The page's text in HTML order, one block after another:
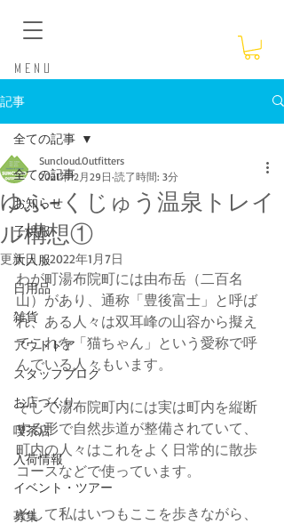
​Menu
記事
全ての記事
お知らせ
子供服
大人服
日用品
雑貨
アウトドア
スタッフブログ
お店づくり
喫茶店
入荷情報
イベント・ツアー
募集
全ての記事
ゆふ−くじゅう温泉トレイ
ル構想①
Suncloud.Outfitters
2021年12月29日 読了時間: 3分
更新日：2022年1月7日
わが町湯布院町には由布岳（二百名
山）があり、通称「豊後富士」と呼ば
れ、ある人々は双耳峰の山容から擬え
てこれを「猫ちゃん」という愛称で呼
んでいる人々もいます。
そして湯布院町内には実は町内を縦断
する形で自然歩道が整備されていて、
町内の人々はこれをよく日常的に散歩
コースなどで使っています。
そして私はいつもここを歩きながら、